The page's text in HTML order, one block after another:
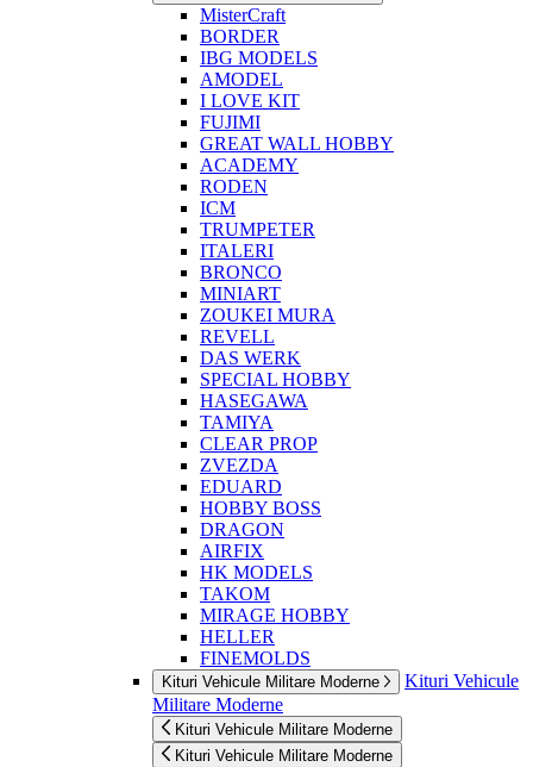
MisterCraft
BORDER
IBG MODELS
AMODEL
I LOVE KIT
FUJIMI
GREAT WALL HOBBY
ACADEMY
RODEN
ICM
TRUMPETER
ITALERI
BRONCO
MINIART
ZOUKEI MURA
REVELL
DAS WERK
SPECIAL HOBBY
HASEGAWA
TAMIYA
CLEAR PROP
ZVEZDA
EDUARD
HOBBY BOSS
DRAGON
AIRFIX
HK MODELS
TAKOM
MIRAGE HOBBY
HELLER
FINEMOLDS
Kituri Vehicule Militare Moderne
Kituri Vehicule
Militare Moderne
Kituri Vehicule Militare Moderne
Kituri Vehicule Militare Moderne